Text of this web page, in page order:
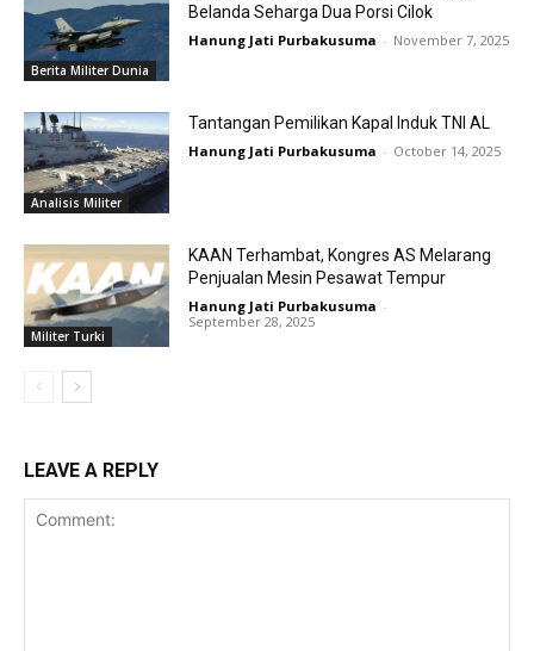
Berita Militer Dunia
Belanda Seharga Dua Porsi Cilok
Hanung Jati Purbakusuma - November 7, 2025
Analisis Militer
Tantangan Pemilikan Kapal Induk TNI AL
Hanung Jati Purbakusuma - October 14, 2025
Militer Turki
KAAN Terhambat, Kongres AS Melarang
Penjualan Mesin Pesawat Tempur
Hanung Jati Purbakusuma -
September 28, 2025
LEAVE A REPLY